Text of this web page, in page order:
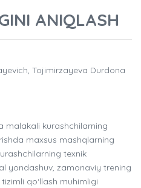
ANIQLASH
Tojimirzayeva Durdona
malakali kurashchilarning
maxsus mashqlarning
texnik
yondashuv, zamonaviy trening
qo‘llash muhimligi